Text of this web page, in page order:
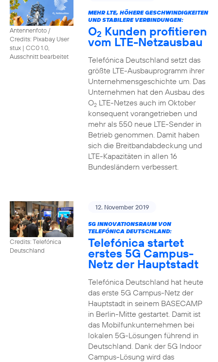
Antennenfoto /
Credits: Pixabay User
stux | CC0 1.0,
Ausschnitt bearbeitet
MEHR LTE, HÖHERE GESCHWINDIGKEITEN
UND STABILERE VERBINDUNGEN:
O2 Kunden profitieren
vom LTE-Netzausbau
Telefónica Deutschland setzt das
größte LTE-Ausbauprogramm ihrer
Unternehmensgeschichte um. Das
Unternehmen hat den Ausbau des
O2LTE-Netzes auch im Oktober
konsequent vorangetrieben und
mehr als 550 neue LTE-Sender in
Betrieb genommen. Damit haben
sich die Breitbandabdeckung und
LTE-Kapazitäten in allen 16
Bundesländern verbessert.
Credits: Telefónica
Deutschland
12. November 2019
5G INNOVATIONSRAUM VON
TELEFÓNICA DEUTSCHLAND:
Telefónica startet
erstes 5G Campus-
Netz der Hauptstadt
Telefónica Deutschland hat heute
das erste 5G Campus-Netz der
Hauptstadt in seinem BASECAMP
in Berlin-Mitte gestartet. Damit ist
das Mobilfunkunternehmen bei
lokalen 5G-Lösungen führend in
Deutschland. Dank der 5G Indoor
Campus-Lösung wird das